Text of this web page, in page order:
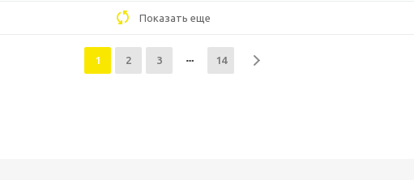
Показать еще
1 2 3 14